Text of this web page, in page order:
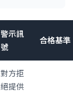
警示訊
號
合格基準
對方拒
絕提供